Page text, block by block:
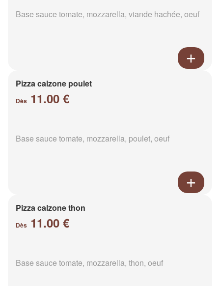
Base sauce tomate, mozzarella, viande hachée, oeuf
Pizza calzone poulet
Dès 11.00 €
Base sauce tomate, mozzarella, poulet, oeuf
Pizza calzone thon
Dès 11.00 €
Base sauce tomate, mozzarella, thon, oeuf